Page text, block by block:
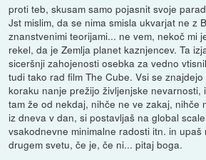
proti teb, skusam samo pojasnit svoje
Jst mislim, da se nima smisla ukvarjat ne z
znanstvenimi teorijami... ne vem, nekoč mi
rekel, da je Zemlja planet kaznjencev. Ta
siceršnji zahojenosti osebka za vedno
tudi tako rad film The Cube. Vsi se
koraku nanje prežijo življenjske nevarnosti,
tam že od nekdaj, nihče ne ve zakaj, nihče
iz dneva v dan, si postavljaš na global
vsakodnevne minimalne radosti itn. in upaš
drugem svetu, če je, če ni... pitaj boga.